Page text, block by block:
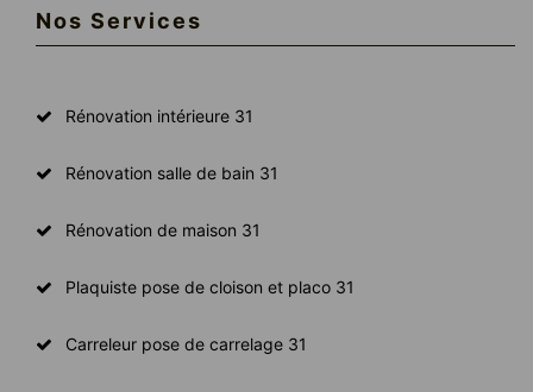
Nos Services
Rénovation intérieure 31
Rénovation salle de bain 31
Rénovation de maison 31
Plaquiste pose de cloison et placo 31
Carreleur pose de carrelage 31